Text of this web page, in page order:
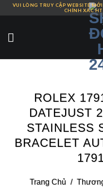
Skip
content
VUI LÒNG TRUY CẬP WEBSITE
CHÍNH XÁC
ROLEX
DATEJUST
STAINLESS
BRACELET
Trang Chủ /